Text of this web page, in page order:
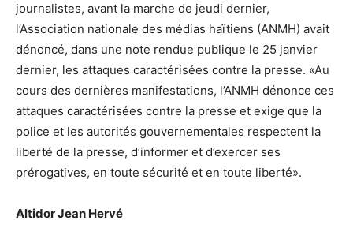
journalistes, avant la marche de jeudi dernier,
l’Association nationale des médias haïtiens (ANMH) avait
dénoncé, dans une note rendue publique le 25 janvier
dernier, les attaques caractérisées contre la presse. «Au
cours des dernières manifestations, l’ANMH dénonce ces
attaques caractérisées contre la presse et exige que la
police et les autorités gouvernementales respectent la
liberté de la presse, d’informer et d’exercer ses
prérogatives, en toute sécurité et en toute liberté».
Altidor Jean Hervé